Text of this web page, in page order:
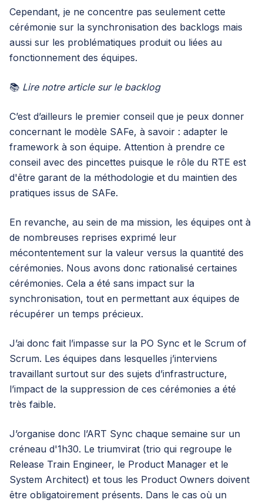
Cependant, je ne concentre pas seulement cette
cérémonie sur la synchronisation des backlogs mais
aussi sur les problématiques produit ou liées au
fonctionnement des équipes.
📚 Lire notre article sur le backlog
C’est d’ailleurs le premier conseil que je peux donner
concernant le modèle SAFe, à savoir : adapter le
framework à son équipe. Attention à prendre ce
conseil avec des pincettes puisque le rôle du RTE est
d'être garant de la méthodologie et du maintien des
pratiques issus de SAFe.
En revanche, au sein de ma mission, les équipes ont à
de nombreuses reprises exprimé leur
mécontentement sur la valeur versus la quantité des
cérémonies. Nous avons donc rationalisé certaines
cérémonies. Cela a été sans impact sur la
synchronisation, tout en permettant aux équipes de
récupérer un temps précieux.
J’ai donc fait l’impasse sur la PO Sync et le Scrum of
Scrum. Les équipes dans lesquelles j’interviens
travaillant surtout sur des sujets d’infrastructure,
l’impact de la suppression de ces cérémonies a été
très faible.
J’organise donc l’ART Sync chaque semaine sur un
créneau d'1h30. Le triumvirat (trio qui regroupe le
Release Train Engineer, le Product Manager et le
System Architect) et tous les Product Owners doivent
être obligatoirement présents. Dans le cas où un